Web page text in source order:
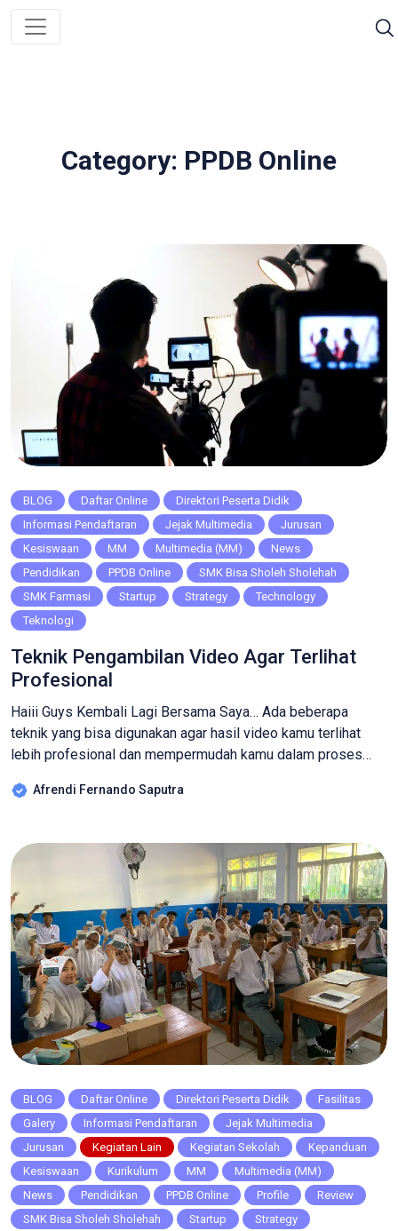
Category: PPDB Online
BLOG Daftar Online
Direktori Peserta Didik
Informasi Pendaftaran
Jejak Multimedia
Jurusan
Kesiswaan
MM Multimedia (MM)
News
Pendidikan
PPDB Online
SMK Bisa Sholeh Sholehah
SMK Farmasi
Startup Strategy
Technology
Teknologi
Teknik Pengambilan Video Agar Terlihat
Profesional
Haiii Guys Kembali Lagi Bersama Saya… Ada beberapa
teknik yang bisa digunakan agar hasil video kamu terlihat
lebih profesional dan mempermudah kamu dalam proses
bisa digunakan agar hasil video kamu terlihat sempurna.
salah satu aspek kunci dalam pengambilan video […]
Afrendi Fernando Saputra
BLOG Daftar Online Direktori Peserta Didik
Fasilitas
Galery
Informasi Pendaftaran
Jejak Multimedia
Jurusan
Kegiatan Lain Kegiatan Sekolah
Kepanduan
Kesiswaan
Kurikulum MM
Multimedia (MM)
News
Pendidikan PPDB Online Profile
Review
SMK Bisa Sholeh Sholehah
Startup
Strategy